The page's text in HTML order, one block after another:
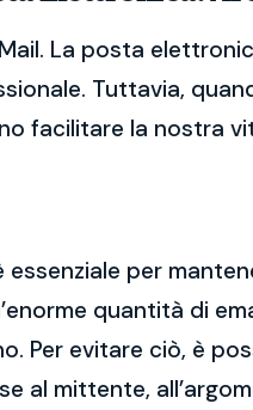
La posta
Tuttavia,
facilitare la nostra
essenziale per
quantità di
Per evitare ciò, è
al mittente,